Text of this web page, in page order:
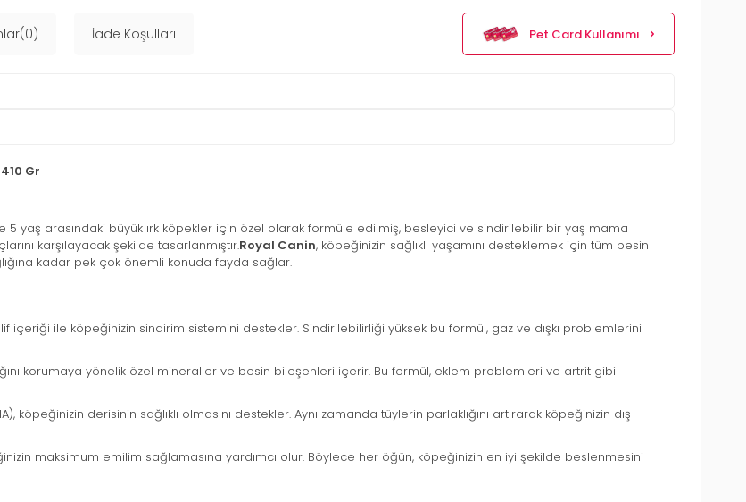
İade Koşulları Pet Card Kullanımı
Gr
5 yaş arasındaki büyük ırk köpekler için özel olarak formüle edilmiş, besleyici ve sindirilebilir bir yaş mama
karşılayacak şekilde tasarlanmıştır.Royal Canin, köpeğinizin sağlıklı yaşamını desteklemek için tüm besin
kadar pek çok önemli konuda fayda sağlar.
içeriği ile köpeğinizin sindirim sistemini destekler. Sindirilebilirliği yüksek bu formül, gaz ve dışkı problemlerini
korumaya yönelik özel mineraller ve besin bileşenleri içerir. Bu formül, eklem problemleri ve artrit gibi
derisinin sağlıklı olmasını destekler. Aynı zamanda tüylerin parlaklığını artırarak köpeğinizin dış
maksimum emilim sağlamasına yardımcı olur. Böylece her öğün, köpeğinizin en iyi şekilde beslenmesini